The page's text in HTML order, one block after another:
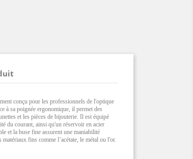
conçu pour les professionnels de l'optique
à sa poignée ergonomique, il permet des
et les pièces de bijouterie. Il est équipé
du courant, ainsi qu'un réservoir en acier
et la buse fine assurent une maniabilité
fins comme l’acétate, le métal ou l'or.